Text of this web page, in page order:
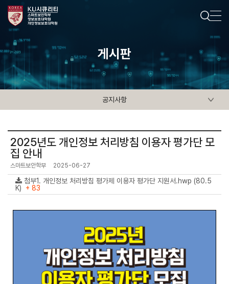
게시판
공지사항
2025년도 개인정보 처리방침 이용자 평가단 모
집 안내
스마트보안학부 2025-06-27
첨부1. 개인정보 처리방침 평가제 이용자 평가단 지원서.hwp (80.5
K) + 83